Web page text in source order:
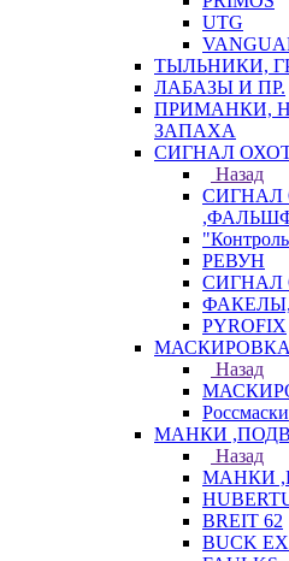
UTG
ТЫЛЬНИКИ,
ЛАБАЗЫ И ПР.
ПРИМАНКИ,
ЗАПАХА
СИГНАЛ
Назад
СИГНАЛ
РЕВУН
СИГНАЛ
PYROFIX
МАСКИРОВКА
Назад
МАНКИ
Назад
МАНКИ
BREIT 62
BUCK